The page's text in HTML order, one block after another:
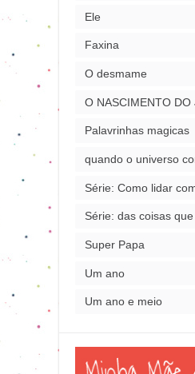
Ele
Faxina
O desmame
O NASCIMENTO DO
Palavrinhas magicas
quando o universo
Série: Como lidar
Série: das coisas
Super Papa
Um ano
Um ano e meio